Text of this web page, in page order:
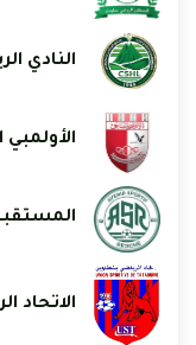
النادي
الأولمبي
الاتحاد